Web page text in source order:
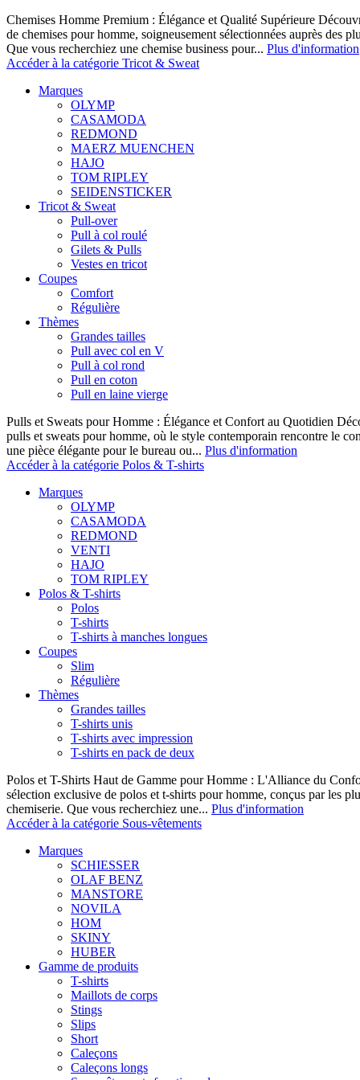
Chemises Homme Premium : Élégance et Qualité Supérieure
de chemises pour homme, soigneusement sélectionnées auprès des
Que vous recherchiez une chemise business pour... Plus d'information
Accéder à la catégorie Tricot & Sweat
Marques
OLYMP
CASAMODA
REDMOND
MAERZ MUENCHEN
HAJO
TOM RIPLEY
SEIDENSTICKER
Tricot & Sweat
Pull-over
Pull à col roulé
Gilets & Pulls
Vestes en tricot
Coupes
Comfort
Régulière
Thèmes
Grandes tailles
Pull avec col en V
Pull à col rond
Pull en coton
Pull en laine vierge
Pulls et Sweats pour Homme : Élégance et Confort au Quotidien
pulls et sweats pour homme, où le style contemporain rencontre le
une pièce élégante pour le bureau ou... Plus d'information
Accéder à la catégorie Polos & T-shirts
Marques
OLYMP
CASAMODA
REDMOND
VENTI
HAJO
TOM RIPLEY
Polos & T-shirts
Polos
T-shirts
T-shirts à manches longues
Coupes
Slim
Régulière
Thèmes
Grandes tailles
T-shirts unis
T-shirts avec impression
T-shirts en pack de deux
Polos et T-Shirts Haut de Gamme pour Homme : L'Alliance du
sélection exclusive de polos et t-shirts pour homme, conçus par les
chemiserie. Que vous recherchiez une... Plus d'information
Accéder à la catégorie Sous-vêtements
Marques
SCHIESSER
OLAF BENZ
MANSTORE
NOVILA
HOM
SKINY
HUBER
Gamme de produits
T-shirts
Maillots de corps
Stings
Slips
Short
Caleçons
Caleçons longs